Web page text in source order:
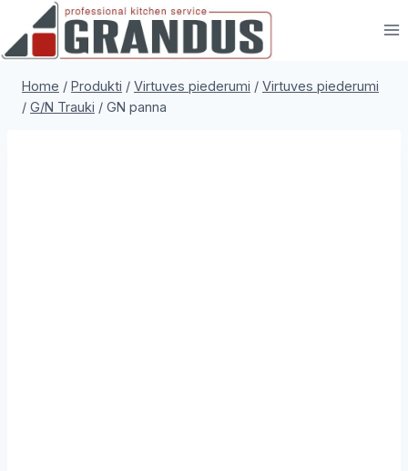
content
Home / Produkti / Virtuves piederumi / Virtuves piederumi
/ G/N Trauki / GN panna